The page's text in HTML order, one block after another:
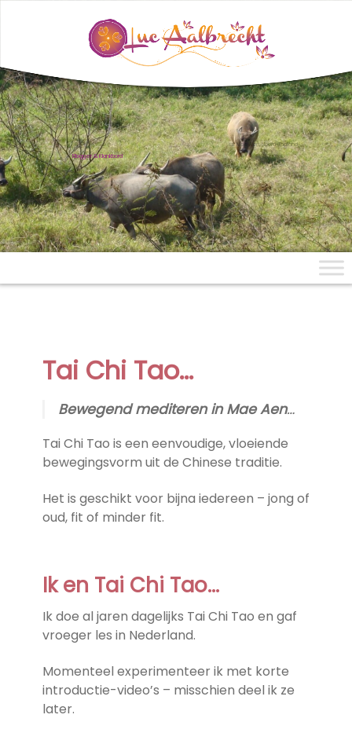
Blogger & Klankbord
uit Mae Aen, Noord-Thailand
Tai Chi Tao…
Bewegend mediteren in Mae Aen…
Tai Chi Tao is een eenvoudige, vloeiende
bewegingsvorm uit de Chinese traditie.
Het is geschikt voor bijna iedereen – jong of
oud, fit of minder fit.
Ik en Tai Chi Tao…
Ik doe al jaren dagelijks Tai Chi Tao en gaf
vroeger les in Nederland.
Momenteel experimenteer ik met korte
introductie-video’s – misschien deel ik ze
later.